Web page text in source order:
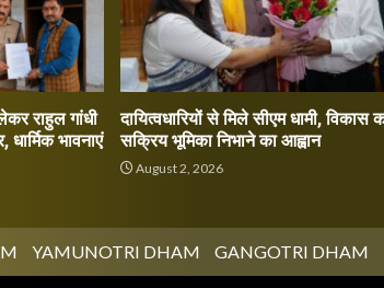
राहुल गांधी
भावनाएं
दायित्वधारियों से मिले सीएम धामी, विकास
सक्रिय भूमिका निभाने का आह्वान
August 2, 2026
YAMUNOTRI DHAM GANGOTRI DHAM